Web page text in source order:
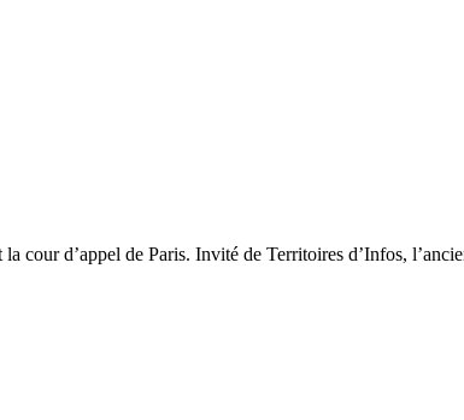
cour d’appel de Paris. Invité de Territoires d’Infos,